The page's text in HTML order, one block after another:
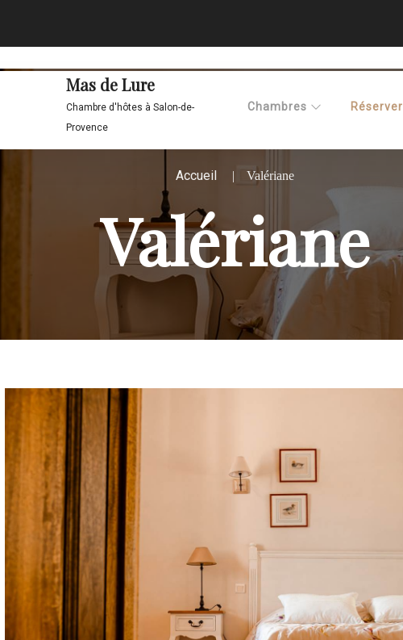
Mas de Lure
Chambre d'hôtes à Salon-de-
Provence
Chambres Réserver
Accueil Valériane
Valériane